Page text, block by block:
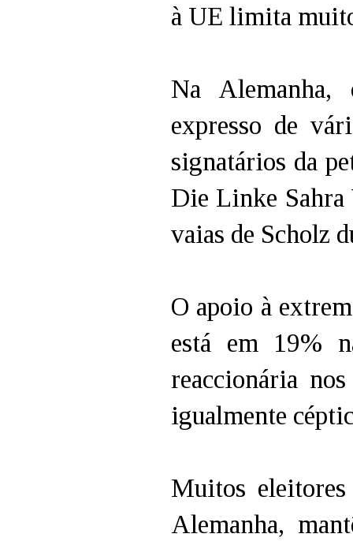
à UE limita
Na
expresso de
signatários da
Die Linke Sahra
vaias de Scholz
O apoio à
está em 19%
reaccionária
igualmente
Muitos
Alemanha,